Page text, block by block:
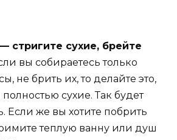
стригите сухие, брейте
вы собираетесь только
не брить их, то делайте это,
сухие. Так будет
Если же вы хотите побрить
теплую ванну или душ